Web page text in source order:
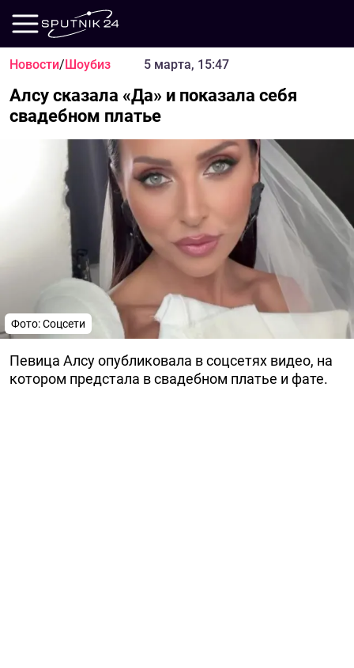
Новости/Шоубиз 5 марта, 15:47
Алсу сказала «Да» и показала себя
свадебном платье
Фото: Соцсети
Певица Алсу опубликовала в соцсетях видео, на
котором предстала в свадебном платье и фате.